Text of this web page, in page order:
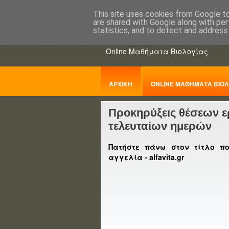
Online Μαθήματα Βιολογίας
ΑΡΧΙΚΗ ONLINE ΜΑΘΗΜΑΤΑ
ΠΑΝΕΛΛΑΔΙΚΕΣ
Προκηρύξεις θέσεων
τελευταίων ημερών
Πατήστε πάνω στον τίτλο
αγγελία - alfavita.gr
This site uses cookies from Google
are shared with Google along with
statistics, and to detect and address